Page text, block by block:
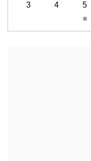
3 4 5